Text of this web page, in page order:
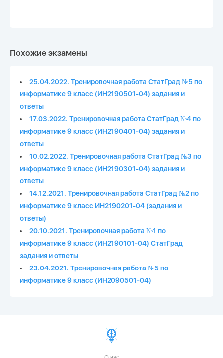
Похожие экзамены
25.04.2022. Тренировочная работа СтатГрад №5 по
информатике 9 класс (ИН2190501-04) задания и
ответы
17.03.2022. Тренировочная работа СтатГрад №4 по
информатике 9 класс (ИН2190401-04) задания и
ответы
10.02.2022. Тренировочная работа СтатГрад №3 по
информатике 9 класс (ИН2190301-04) задания и
ответы
14.12.2021. Тренировочная работа СтатГрад №2 по
информатике 9 класс ИН2190201-04 (задания и
ответы)
20.10.2021. Тренировочная работа №1 по
информатике 9 класс (ИН2190101-04) СтатГрад
задания и ответы
23.04.2021. Тренировочная работа №5 по
информатике 9 класс (ИН2090501-04)